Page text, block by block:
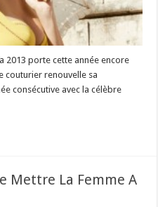
2013 porte cette année encore
couturier renouvelle sa
consécutive avec la célèbre
Mettre La Femme A